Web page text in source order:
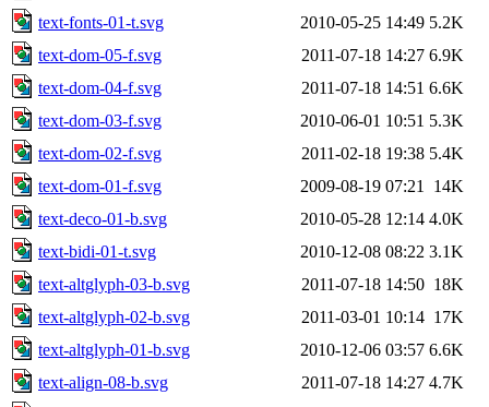
text-fonts-01-t.svg
2010-05-25 14:49 5.2K
text-dom-05-f.svg
2011-07-18 14:27 6.9K
text-dom-04-f.svg
2011-07-18 14:51 6.6K
text-dom-03-f.svg
2010-06-01 10:51 5.3K
text-dom-02-f.svg
2011-02-18 19:38 5.4K
text-dom-01-f.svg
2009-08-19 07:21
14K
text-deco-01-b.svg
2010-05-28 12:14 4.0K
text-bidi-01-t.svg
2010-12-08 08:22 3.1K
text-altglyph-03-b.svg
2011-07-18 14:50 18K
text-altglyph-02-b.svg
2011-03-01 10:14 17K
text-altglyph-01-b.svg
2010-12-06 03:57 6.6K
text-align-08-b.svg
2011-07-18 14:27 4.7K